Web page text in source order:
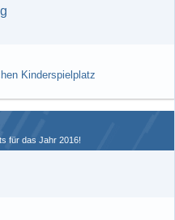
Kinderspielplatz
für das Jahr 2016!